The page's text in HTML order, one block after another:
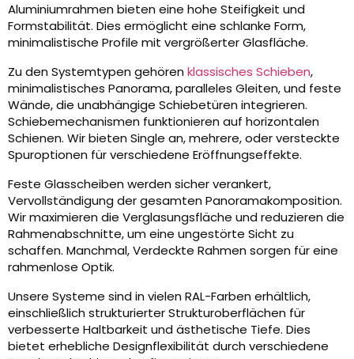
Aluminiumrahmen bieten eine hohe Steifigkeit und
Formstabilität. Dies ermöglicht eine schlanke Form,
minimalistische Profile mit vergrößerter Glasfläche.
Zu den Systemtypen gehören klassisches Schieben,
minimalistisches Panorama, paralleles Gleiten, und feste
Wände, die unabhängige Schiebetüren integrieren.
Schiebemechanismen funktionieren auf horizontalen
Schienen. Wir bieten Single an, mehrere, oder versteckte
Spuroptionen für verschiedene Eröffnungseffekte.
Feste Glasscheiben werden sicher verankert,
Vervollständigung der gesamten Panoramakomposition.
Wir maximieren die Verglasungsfläche und reduzieren die
Rahmenabschnitte, um eine ungestörte Sicht zu
schaffen. Manchmal, Verdeckte Rahmen sorgen für eine
rahmenlose Optik.
Unsere Systeme sind in vielen RAL-Farben erhältlich,
einschließlich strukturierter Strukturoberflächen für
verbesserte Haltbarkeit und ästhetische Tiefe. Dies
bietet erhebliche Designflexibilität durch verschiedene